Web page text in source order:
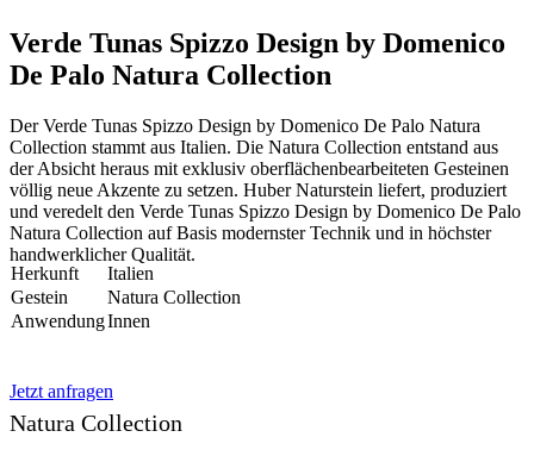
Verde Tunas Spizzo Design by Domenico
De Palo Natura Collection
Der Verde Tunas Spizzo Design by Domenico De Palo Natura
Collection stammt aus Italien. Die Natura Collection entstand aus
der Absicht heraus mit exklusiv oberflächenbearbeiteten Gesteinen
völlig neue Akzente zu setzen. Huber Naturstein liefert, produziert
und veredelt den Verde Tunas Spizzo Design by Domenico De Palo
Natura Collection auf Basis modernster Technik und in höchster
handwerklicher Qualität.
Herkunft
Italien
Gestein
Natura Collection
AnwendungInnen
Jetzt anfragen
Natura Collection